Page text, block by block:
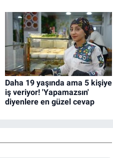
Daha 19 yaşında ama 5 kişiye
iş veriyor! 'Yapamazsın'
diyenlere en güzel cevap